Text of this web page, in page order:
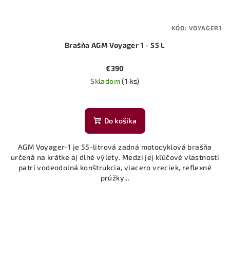
Brašňa AGM Voyager 1 - 55 L
€390
Skladom(1 ks)
Do košíka
AGM Voyager-1 je 55-litrová zadná motocyklová brašňa
určená na krátke aj dlhé výlety. Medzi jej kľúčové vlastnosti
patrí vodeodolná konštrukcia, viacero vreciek, reflexné
prúžky...
KÓD: VOYAGER1